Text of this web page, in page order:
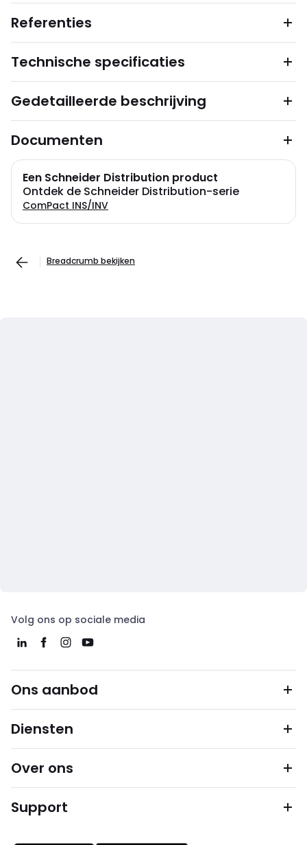
Referenties
Technische specificaties
Gedetailleerde beschrijving
Documenten
Een Schneider Distribution product
Ontdek de Schneider Distribution-serie
ComPact INS/INV
Breadcrumb bekijken
Volg ons op sociale media
Ons aanbod
Diensten
Over ons
Support